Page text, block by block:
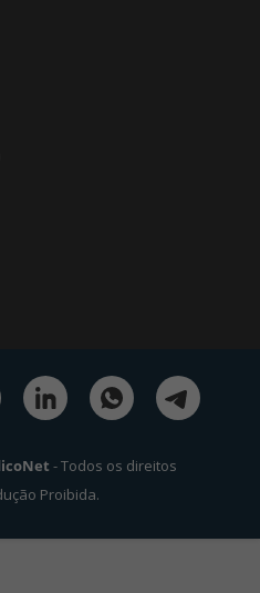
- Todos os direitos
Proibida.